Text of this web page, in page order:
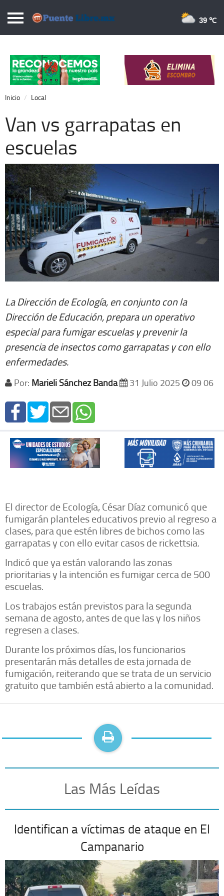
Puentelibre.mx
Local
Nacional
Opinión
Cronos
Economía
Espectáculos
Deportes
Extra +
39 ℃
Inicio Local
Van vs garrapatas en
escuelas
La Dirección de Ecología, en conjunto con la
Dirección de Educación, prepara un operativo
especial para fumigar escuelas y prevenir la
presencia de insectos como garrapatas y con ello
enfermedades.
Por: Marieli Sánchez Banda 31 Julio 2025 09 06
El director de Ecología, César Díaz comunicó que
fumigarán planteles educativos previo al regreso a
clases, para que estén libres de bichos como las
garrapatas y con ello evitar casos de rickettsia.
Indicó que ya están valorando las zonas
prioritarias y la intención es fumigar cerca de 500
escuelas.
Los trabajos están previstos para la segunda
semana de agosto, antes de que las y los niños
regresen a clases.
Durante los próximos días, los funcionarios
presentarán más detalles de esta jornada de
fumigación, reiterando que se trata de un servicio
gratuito que también está abierto a la comunidad.
Las Más Leídas
Identifican a víctimas de ataque en El
Campanario